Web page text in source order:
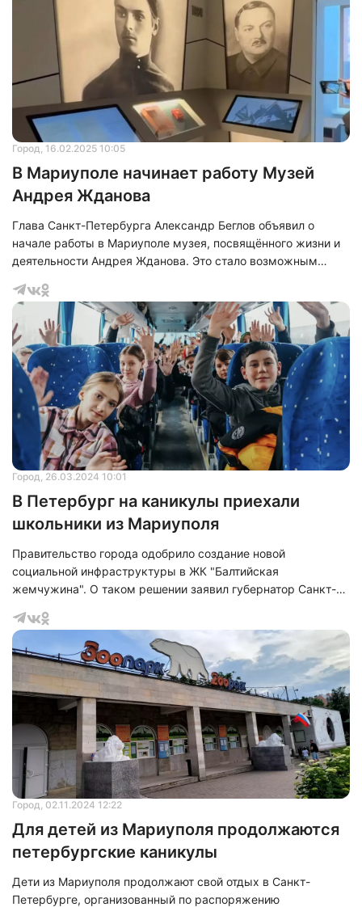
Город, 16.02.2025 10:05
В Мариуполе начинает работу Музей
Андрея Жданова
Глава Санкт-Петербурга Александр Беглов объявил о
начале работы в Мариуполе музея, посвящённого жизни и
деятельности Андрея Жданова. Это стало возможным
Владимира Путина. Беглов подчеркнул, что данный музей
является новым филиалом Музея обороны и блокады
Ленинграда. Открытие музея, по словам губернатора,
представляет собой значимое событие, приуроченное к 80-
летию Победы в Великой Отечественной войне. Он особо
отметил, что Андрей Жданов, уроже
Город, 26.03.2024 10:01
В Петербург на каникулы приехали
школьники из Мариуполя
Правительство города одобрило создание новой
социальной инфраструктуры в ЖК "Балтийская
жемчужина". О таком решении заявил губернатор Санкт-
радиообращении.
Город, 02.11.2024 12:22
Для детей из Мариуполя продолжаются
петербургские каникулы
Дети из Мариуполя продолжают свой отдых в Санкт-
Петербурге, организованный по распоряжению
Нажимая на кнопку "Отправить" вы
соглашаетесь сполитикой конфиденциальности